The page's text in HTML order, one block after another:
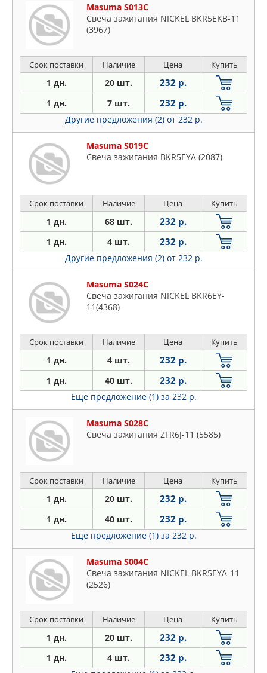
Masuma S013C
Свеча зажигания NICKEL BKR5EKB-11
(3967)
Срок поставки Наличие Цена Купить
1 дн. 20 шт. 232 р.
1 дн. 7 шт. 232 р.
Другие предложения (2) от 232 р.
Masuma S019C
Свеча зажигания BKR5EYA (2087)
Срок поставки Наличие Цена Купить
1 дн. 68 шт. 232 р.
1 дн. 4 шт. 232 р.
Другие предложения (2) от 232 р.
Masuma S024C
Свеча зажигания NICKEL BKR6EY-
11(4368)
Срок поставки Наличие Цена Купить
1 дн. 4 шт. 232 р.
1 дн. 40 шт. 232 р.
Еще предложение (1) за 232 р.
Masuma S028C
Свеча зажигания ZFR6J-11 (5585)
Срок поставки Наличие Цена Купить
1 дн. 20 шт. 232 р.
1 дн. 40 шт. 232 р.
Еще предложение (1) за 232 р.
Masuma S004C
Свеча зажигания NICKEL BKR5EYA-11
(2526)
Срок поставки Наличие Цена Купить
1 дн. 20 шт. 232 р.
1 дн. 4 шт. 232 р.